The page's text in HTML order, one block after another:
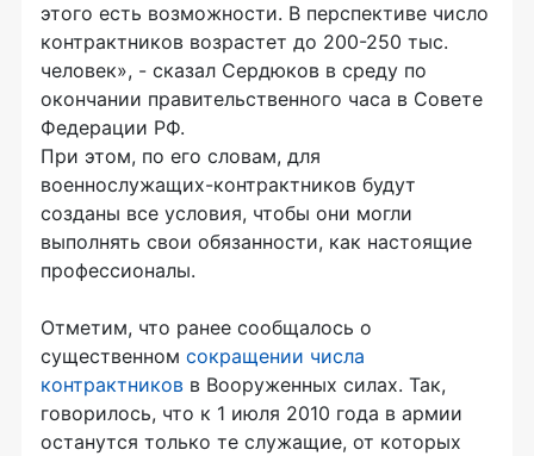
этого есть возможности. В перспективе число
контрактников возрастет до 200-250 тыс.
человек», - сказал Сердюков в среду по
окончании правительственного часа в Совете
Федерации РФ.
При этом, по его словам, для
военнослужащих-контрактников будут
созданы все условия, чтобы они могли
выполнять свои обязанности, как настоящие
профессионалы.
Отметим, что ранее сообщалось о
существенном сокращении числа
контрактников в Вооруженных силах. Так,
говорилось, что к 1 июля 2010 года в армии
останутся только те служащие, от которых